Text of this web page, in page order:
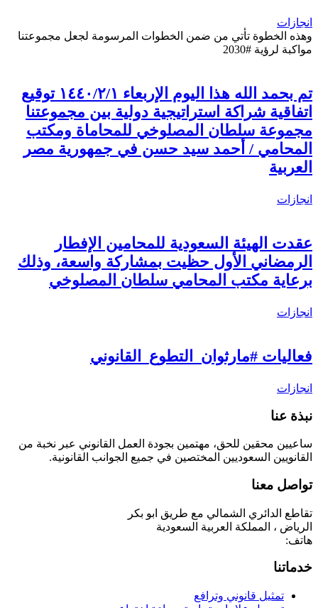
انجازات
وهذه الخطوة تأتي من ضمن الخطوات المرسومة لجعل مجموعتنا
مواكبة لرؤية #2030
تم بحمد الله هذا اليوم الإربعاء ١٤٤٠/٢/١ توقيع
اتفاقية شراكة استراتيجية دولية بين مجموعتنا
مجموعة سلطان المصلوخي للمحاماة ومكتب
المحامي / أحمد سيد حسن في جمهورية مصر
العربية
انجازات
عقدت الهيئة السعودية للمحامين الإفطار
الرمضاني الأول حظيت بمشاركة واسعة، وذلك
برعاية مكتب المحامي سلطان المصلوخي
انجازات
فعاليات #مارثوان_التطوع_القانوني
انجازات
نبذة عنا
ساعيين محقين للحق، مهتمين بجودة العمل القانوني عبر نخبة من
القانويين السعوديين المختصين في جميع الجوانب القانونية.
تواصل معنا
تقاطع الدائري الشمالي مع طريق ابو بكر
الرياض ، المملكة العربية السعودية
هاتف:
خدماتنا
تمثيل قانوني وترافع